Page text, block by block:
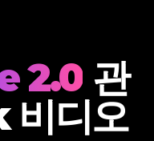
2.0 관
비디오